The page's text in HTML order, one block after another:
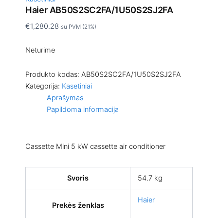
Haier AB50S2SC2FA/1U50S2SJ2FA
€1,280.28 su PVM (21%)
Neturime
Produkto kodas: AB50S2SC2FA/1U50S2SJ2FA
Kategorija: Kasetiniai
Aprašymas
Papildoma informacija
Cassette Mini 5 kW cassette air conditioner
Svoris 54.7 kg
Prekės ženklas
Haier